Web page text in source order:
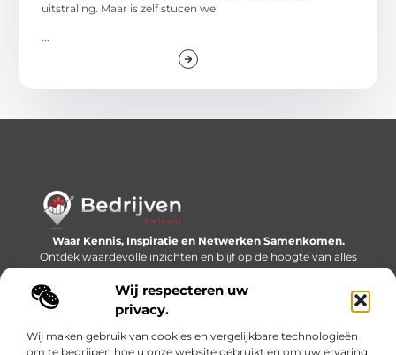
Wij respecteren uw
privacy.
Wij maken gebruik van cookies en vergelijkbare technologieën
om te begrijpen hoe u onze website gebruikt en om uw ervaring
uitstraling. Maar is zelf stucen wel
Waar Kennis, Inspiratie en Netwerken Samenkomen.
Ontdek waardevolle inzichten en blijf op de hoogte van alles
wat er speelt in de wereld.
Bericht categorie